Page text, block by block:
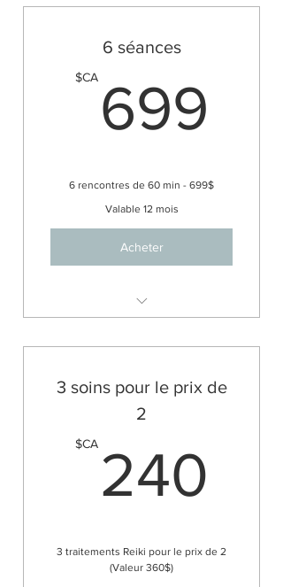
60min
6 séances
$CA 699
6 rencontres de 60 min - 699$
Valable 12 mois
Acheter
60min
3 soins pour le prix de
2
$CA 240
3 traitements Reiki pour le prix de 2
(Valeur 360$)